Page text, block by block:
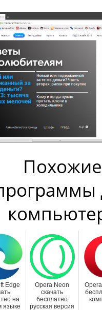
Похожие
Edge
на
языке
Opera Neon
скачать
бесплатно
русская версия